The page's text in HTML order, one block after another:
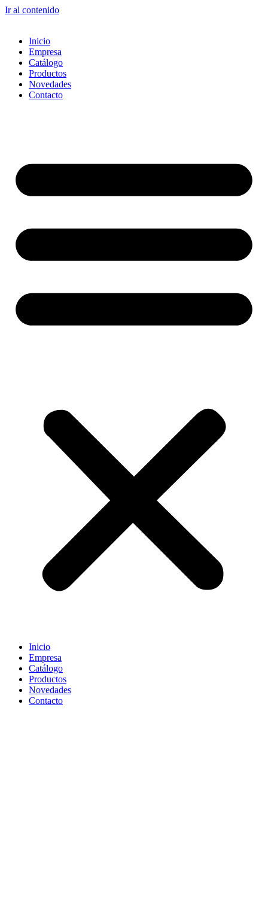
Ir al contenido
Inicio
Empresa
Catálogo
Productos
Novedades
Contacto
Inicio
Empresa
Catálogo
Productos
Novedades
Contacto